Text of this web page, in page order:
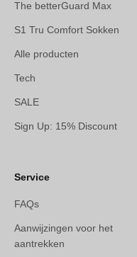
The betterGuard Max
S1 Tru Comfort Sokken
Alle producten
Tech
SALE
Sign Up: 15% Discount
Service
FAQs
Aanwijzingen voor het
aantrekken